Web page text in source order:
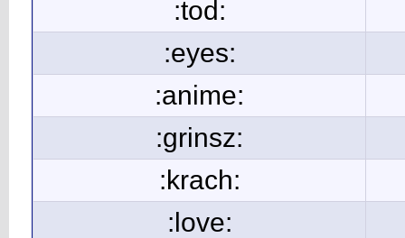
:tod:
:eyes:
:anime:
:grinsz:
:krach:
:love: